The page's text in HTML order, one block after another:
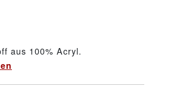
aus 100% Acryl.